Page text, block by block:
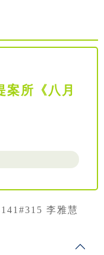
案所《八月
李雅慧